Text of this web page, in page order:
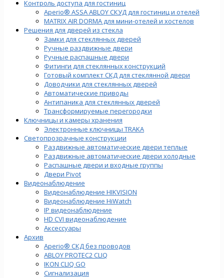
Контроль доступа для гостиниц
Aperio® ASSA ABLOY СКУД для гостиниц и отелей
MATRIX AIR DORMA для мини-отелей и хостелов
Решения для дверей из стекла
Замки для стеклянных дверей
Ручные раздвижные двери
Ручные распашные двери
Фитинги для стеклянных конструкций
Готовый комплект СКД для стеклянной двери
Доводчики для стеклянных дверей
Автоматические приводы
Антипаника для стеклянных дверей
Трансформируемые перегородки
Ключницы и камеры хранения
Электронные ключницы TRAKA
Светопрозрачные конструкции
Раздвижные автоматические двери теплые
Раздвижные автоматические двери холодные
Распашные двери и входные группы
Двери Pivot
Видеонаблюдение
Видеонаблюдение HIKVISION
Видеонаблюдение HiWatch
IP видеонаблюдение
HD CVI видеонаблюдение
Аксессуары
Архив
Aperio® СКД без проводов
ABLOY PROTEC2 CLIQ
IKON CLIQ GO
Сигнализация